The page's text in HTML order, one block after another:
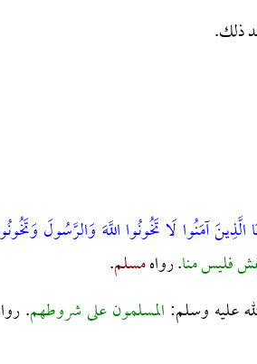
ذلك.
الَّذِينَ آمَنُوا لَا تَخُونُوا اللَّهَ وَالرَّسُولَ
فليس منا. رواهمسلم.
عليه وسلم: المسلمون على شروطهم.